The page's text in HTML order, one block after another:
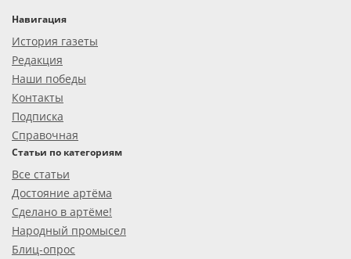
Навигация
История газеты
Редакция
Наши победы
Контакты
Подписка
Справочная
Статьи по категориям
Все статьи
Достояние артёма
Сделано в артёме!
Народный промысел
Блиц-опрос